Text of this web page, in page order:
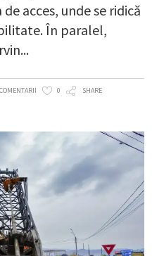
acces, unde se ridică
În paralel,
0 SHARE